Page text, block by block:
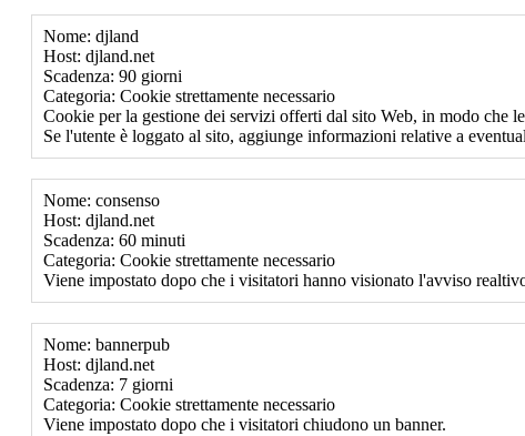
Nome: djland
Host: djland.net
Scadenza: 90 giorni
Categoria: Cookie strettamente necessario
Cookie per la gestione dei servizi offerti dal sito Web, in modo che
Se l'utente è loggato al sito, aggiunge informazioni relative a
Nome: consenso
Host: djland.net
Scadenza: 60 minuti
Categoria: Cookie strettamente necessario
Viene impostato dopo che i visitatori hanno visionato l'avviso
Nome: bannerpub
Host: djland.net
Scadenza: 7 giorni
Categoria: Cookie strettamente necessario
Viene impostato dopo che i visitatori chiudono un banner.